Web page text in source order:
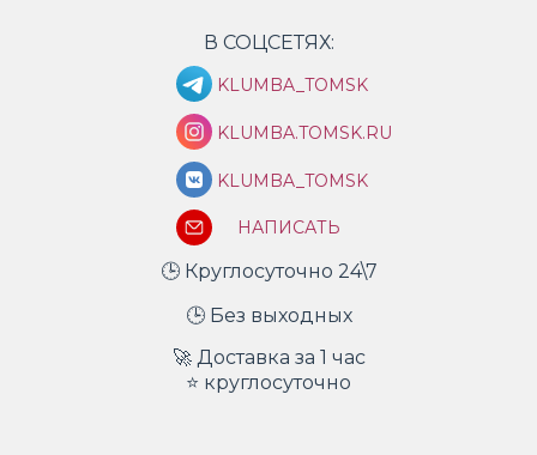
В СОЦСЕТЯХ:
KLUMBA_TOMSK
KLUMBA.TOMSK.RU
KLUMBA_TOMSK
НАПИСАТЬ
🕒 Круглосуточно 24\7
🕒 Без выходных
🚀 Доставка за 1 час
⭐ круглосуточно